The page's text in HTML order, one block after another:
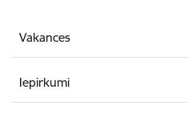
Vakances
Iepirkumi